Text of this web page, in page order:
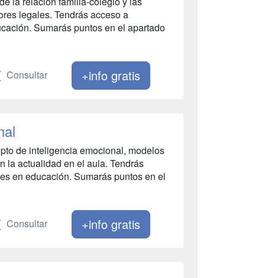
legales. Tendrás acceso a
Sumarás puntos en el apartado
Consultar +info gratis
de inteligencia emocional, modelos
la actualidad en el aula. Tendrás
en educación. Sumarás puntos en el
Consultar +info gratis